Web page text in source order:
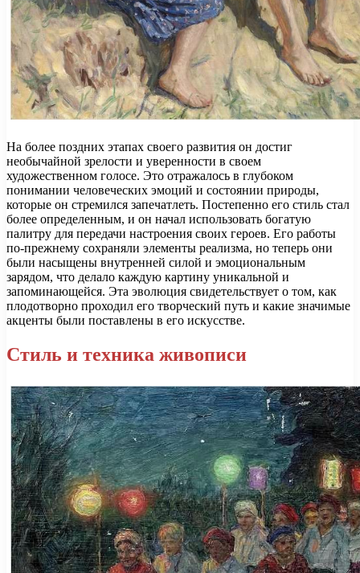
На более поздних этапах своего развития он достиг
необычайной зрелости и уверенности в своем
художественном голосе. Это отражалось в глубоком
понимании человеческих эмоций и состоянии природы,
которые он стремился запечатлеть. Постепенно его стиль стал
более определенным, и он начал использовать богатую
палитру для передачи настроения своих героев. Его работы
по-прежнему сохраняли элементы реализма, но теперь они
были насыщены внутренней силой и эмоциональным
зарядом, что делало каждую картину уникальной и
запоминающейся. Эта эволюция свидетельствует о том, как
плодотворно проходил его творческий путь и какие значимые
акценты были поставлены в его искусстве.
Стиль и техника живописи